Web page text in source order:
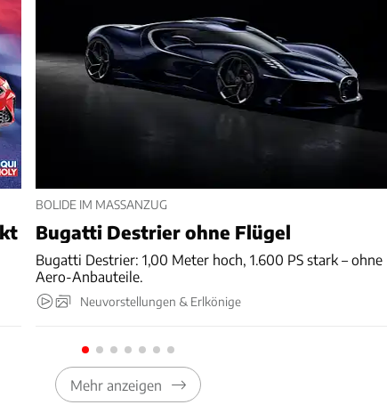
BOLIDE IM MASSANZUG
Bugatti Destrier ohne Flügel
Bugatti Destrier: 1,00 Meter hoch, 1.600 PS stark – ohne
Aero-Anbauteile.
Neuvorstellungen & Erlkönige
Mehr anzeigen